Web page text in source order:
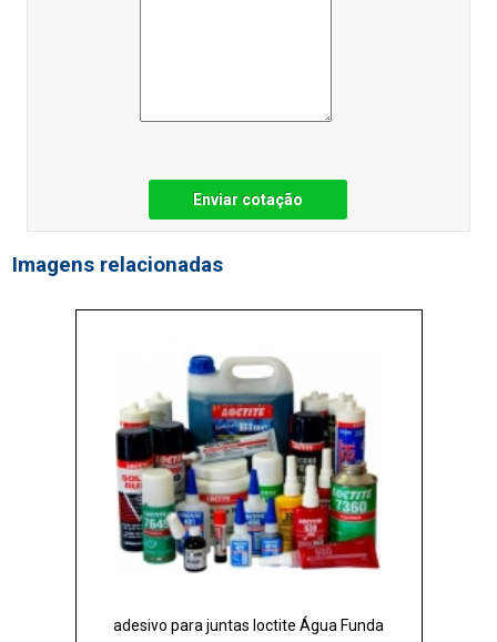
Enviar cotação
Imagens relacionadas
adesivo para juntas loctite Água Funda